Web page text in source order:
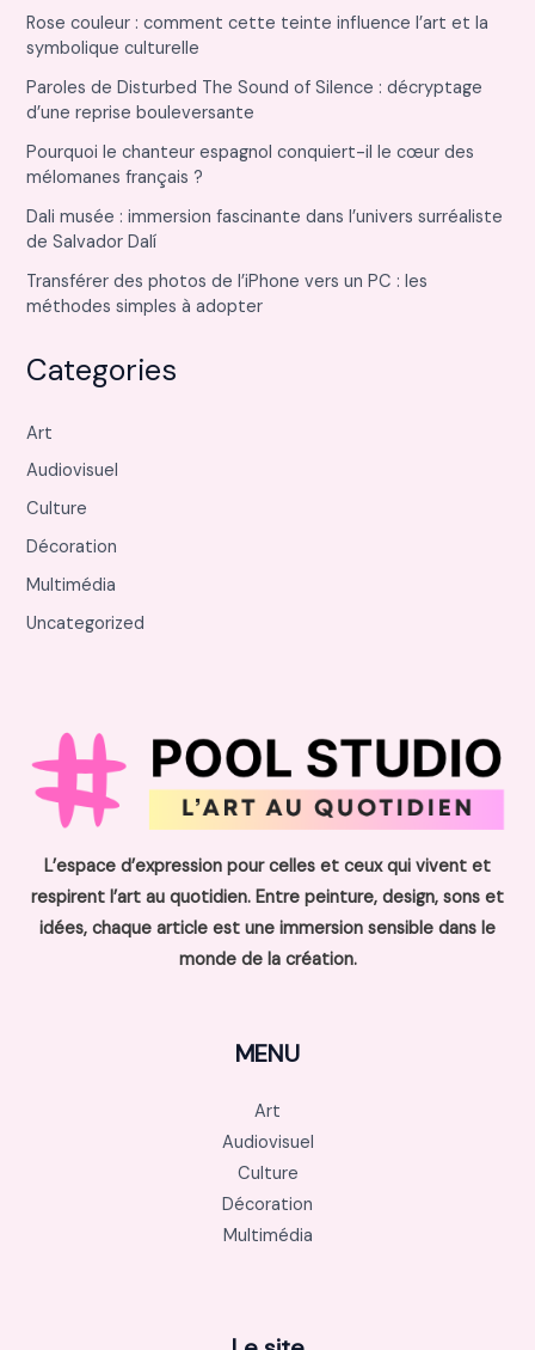
Rose couleur : comment cette teinte influence l’art et la
symbolique culturelle
Paroles de Disturbed The Sound of Silence : décryptage
d’une reprise bouleversante
Pourquoi le chanteur espagnol conquiert-il le cœur des
mélomanes français ?
Dali musée : immersion fascinante dans l’univers surréaliste
de Salvador Dalí
Transférer des photos de l’iPhone vers un PC : les
méthodes simples à adopter
Categories
Art
Audiovisuel
Culture
Décoration
Multimédia
Uncategorized
L’espace d’expression pour celles et ceux qui vivent et
respirent l’art au quotidien. Entre peinture, design, sons et
idées, chaque article est une immersion sensible dans le
monde de la création.
MENU
Art
Audiovisuel
Culture
Décoration
Multimédia